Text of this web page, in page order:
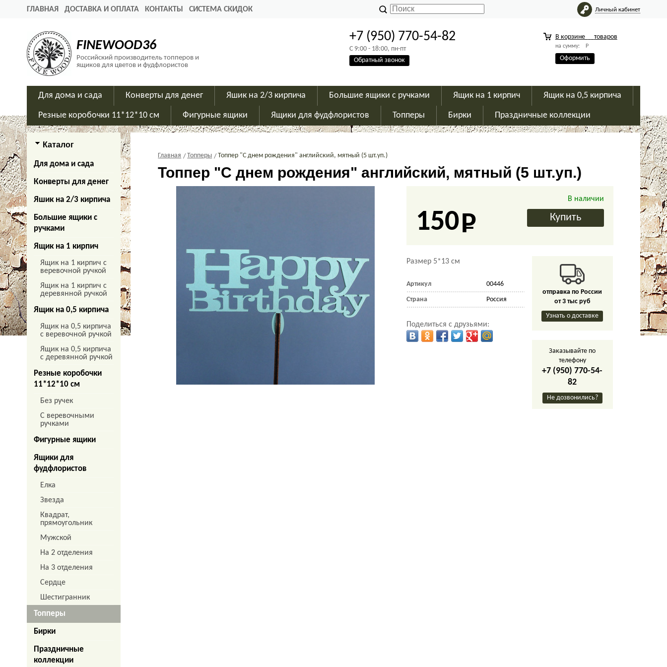
ГЛАВНАЯ ДОСТАВКА И ОПЛАТА КОНТАКТЫ СИСТЕМА СКИДОК Личный кабинет
FINEWOOD36
Российский производитель топперов и
ящиков для цветов и фудфлористов
+7 (950) 770-54-82
C 9:00 - 18:00, пн-пт
Обратный звонок
В корзине товаров
на сумму: Р
Оформить
Для дома и сада Конверты для денег Яшик на 2/3 кирпича Большие ящики с ручками Ящик на 1 кирпич Ящик на 0,5 кирпича
Резные коробочки 11*12*10 см Фигурные ящики Ящики для фудфлористов Топперы Бирки Праздничные коллекции
Каталог
Для дома и сада
Конверты для денег
Яшик на 2/3 кирпича
Большие ящики с
ручками
Ящик на 1 кирпич
Ящик на 1 кирпич с
веревочной ручкой
Ящик на 1 кирпич с
деревянной ручкой
Ящик на 0,5 кирпича
Ящик на 0,5 кирпича
с веревочной ручкой
Ящик на 0,5 кирпича
с деревянной ручкой
Резные коробочки
11*12*10 см
Без ручек
С веревочными
ручками
Фигурные ящики
Ящики для
фудфлористов
Елка
Звезда
Квадрат,
прямоугольник
Мужской
На 2 отделения
На 3 отделения
Сердце
Шестигранник
Топперы
Бирки
Праздничные
коллекции
Главная Топперы Топпер "С днем рождения" английский, мятный (5 шт.уп.)
Топпер "С днем рождения" английский, мятный (5 шт.уп.)
В наличии
150
Размер 5*13 см
Артикул 00446
Страна Россия
Поделиться с друзьями:
отправка по России
от 3 тыс руб
Узнать о доставке
Заказывайте по
телефону
+7 (950) 770-54-
82
Не дозвонились?